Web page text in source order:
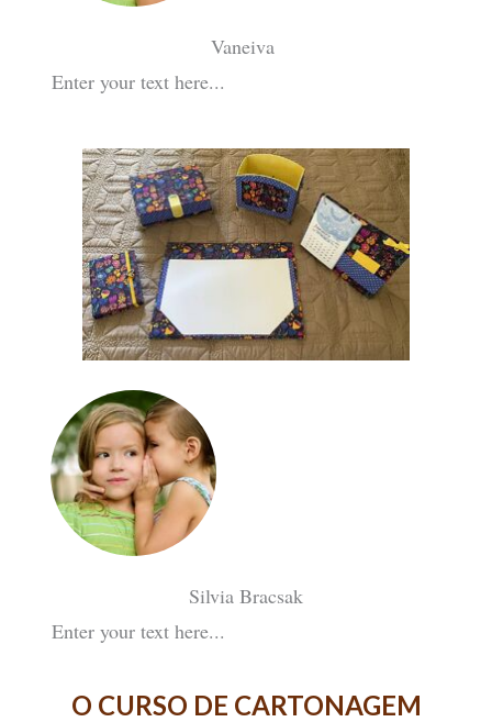
Vaneiva
Enter your text here...
Silvia Bracsak
Enter your text here...
O CURSO DE CARTONAGEM